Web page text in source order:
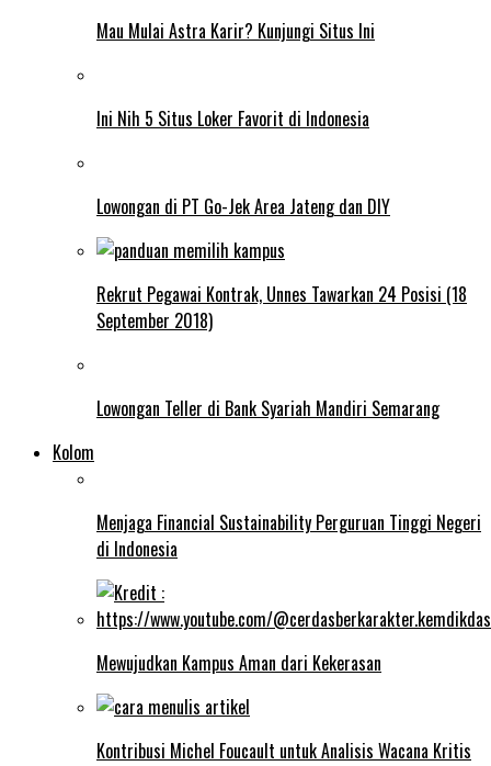
Mau Mulai Astra Karir? Kunjungi Situs Ini
Ini Nih 5 Situs Loker Favorit di Indonesia
Lowongan di PT Go-Jek Area Jateng dan DIY
Rekrut Pegawai Kontrak, Unnes Tawarkan 24 Posisi (18
September 2018)
Lowongan Teller di Bank Syariah Mandiri Semarang
Kolom
Menjaga Financial Sustainability Perguruan Tinggi Negeri
di Indonesia
Mewujudkan Kampus Aman dari Kekerasan
Kontribusi Michel Foucault untuk Analisis Wacana Kritis